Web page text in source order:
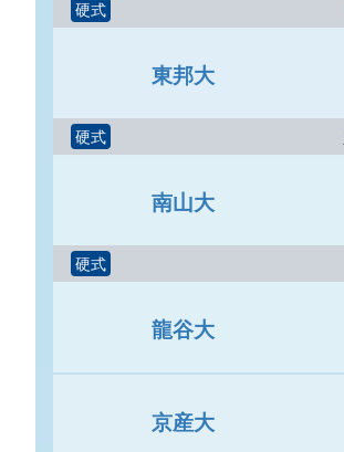
硬式
東邦大
硬式
南山大
硬式
龍谷大
京産大